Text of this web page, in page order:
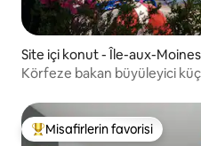
Site içi konut - Île-aux-Moines
Körfeze bakan büyüleyici
Misafirlerin favorilerinden en
Misafirlerin favorisi